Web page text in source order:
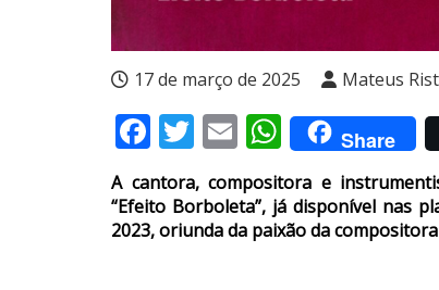
17 de março de 2025 Mateus
Facebook
Twitter
Email Share
A cantora, compositora e
“Efeito Borboleta”, já disponível nas
2023, oriunda da paixão da